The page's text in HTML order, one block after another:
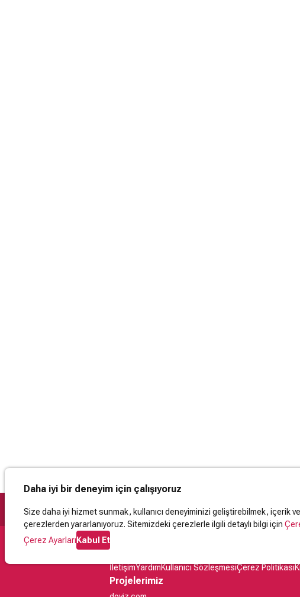
Daha iyi bir deneyim için çalışıyoruz
Size daha iyi hizmet sunmak, kullanıcı deneyiminizi geliştirebilmek, içerik
çerezlerden yararlanıyoruz. Sitemizdeki çerezlerle ilgili detaylı bilgi için
Çerez AyarlarıKabul Et
Destek
İletişimYardımKullanıcı SözleşmesiÇerez Politikası
Projelerimiz